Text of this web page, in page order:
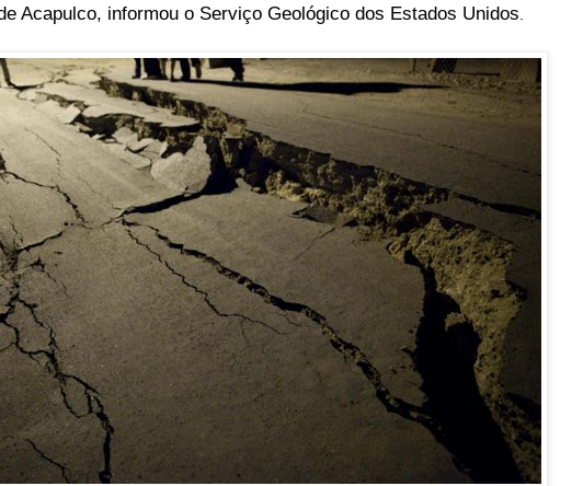
Acapulco, informou o Serviço Geológico dos Estados Unidos